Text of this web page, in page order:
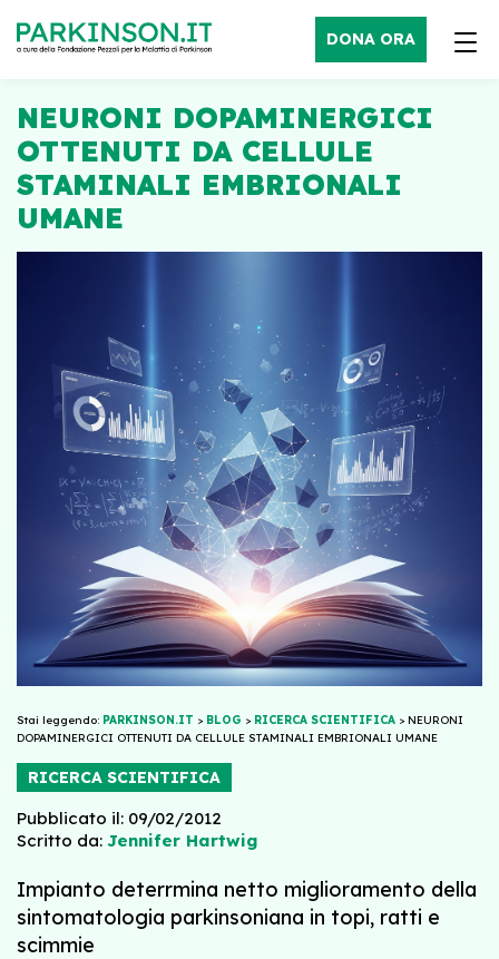
DONA ORA
NEURONI DOPAMINERGICI
OTTENUTI DA CELLULE
STAMINALI EMBRIONALI
UMANE
Stai leggendo: PARKINSON.IT > BLOG > RICERCA SCIENTIFICA > NEURONI
DOPAMINERGICI OTTENUTI DA CELLULE STAMINALI EMBRIONALI UMANE
RICERCA SCIENTIFICA
Pubblicato il: 09/02/2012
Scritto da: Jennifer Hartwig
Impianto deterrmina netto miglioramento della
sintomatologia parkinsoniana in topi, ratti e
scimmie